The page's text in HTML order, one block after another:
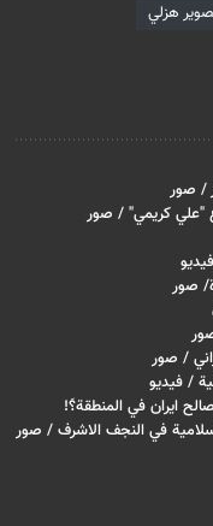
هزلي
/ صور
"علي كريمي" / صور
صور
/ صور
ايران في المنطقة؟َ!
في النجف الاشرف / صور